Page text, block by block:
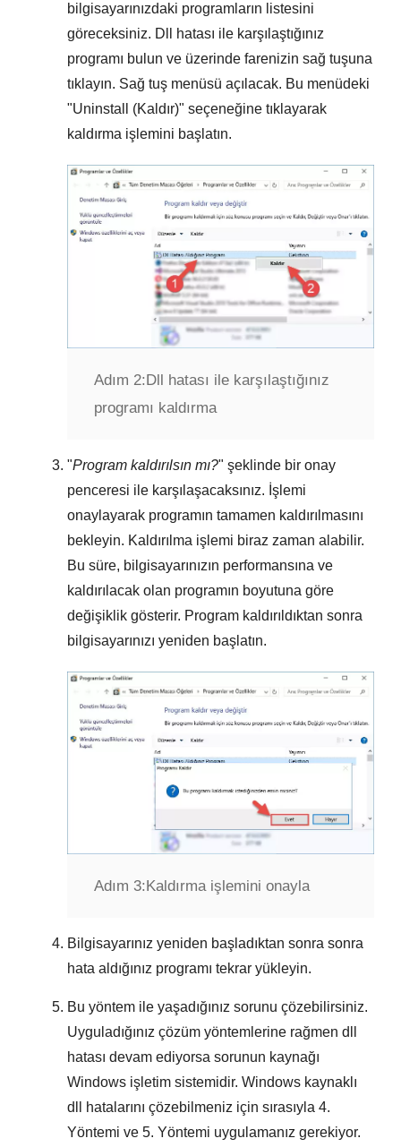
bilgisayarınızdaki programların listesini
göreceksiniz. Dll hatası ile karşılaştığınız
programı bulun ve üzerinde farenizin sağ tuşuna
tıklayın. Sağ tuş menüsü açılacak. Bu menüdeki
"Uninstall (Kaldır)" seçeneğine tıklayarak
kaldırma işlemini başlatın.
Adım 2:Dll hatası ile karşılaştığınız
programı kaldırma
"Program kaldırılsın mı?" şeklinde bir onay
penceresi ile karşılaşacaksınız. İşlemi
onaylayarak programın tamamen kaldırılmasını
bekleyin. Kaldırılma işlemi biraz zaman alabilir.
Bu süre, bilgisayarınızın performansına ve
kaldırılacak olan programın boyutuna göre
değişiklik gösterir. Program kaldırıldıktan sonra
bilgisayarınızı yeniden başlatın.
Adım 3:Kaldırma işlemini onayla
Bilgisayarınız yeniden başladıktan sonra sonra
hata aldığınız programı tekrar yükleyin.
Bu yöntem ile yaşadığınız sorunu çözebilirsiniz.
Uyguladığınız çözüm yöntemlerine rağmen dll
hatası devam ediyorsa sorunun kaynağı
Windows işletim sistemidir. Windows kaynaklı
dll hatalarını çözebilmeniz için sırasıyla 4.
Yöntemi ve 5. Yöntemi uygulamanız gerekiyor.